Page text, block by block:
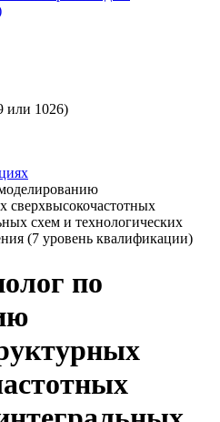
или 1026)
сверхвысокочастотных
схем и технологических
(7 уровень квалификации)
по